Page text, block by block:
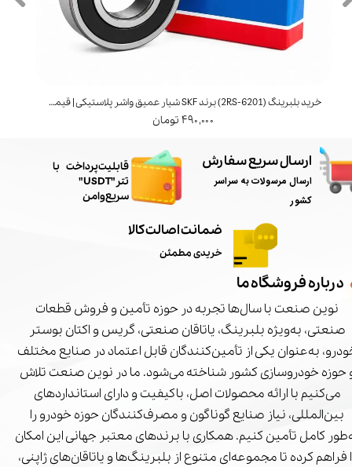
خرید بلبرینگ (6201‑2RS) برند SKF شیار عمیق واشر پلاستیکی | قیمت و مشخصات
۴۹۰,۰۰۰ تومان
ارسال سریع سفارش
ارسال مرسولات به سراسر
کشور
ضمانت اصالت کالا
خریدی مطمئن
درباره فروشگاه ما
نوین صنعت با سال‌ها تجربه در حوزه تأمین و فروش قطعات
صنعتی، به‌ویژه بلبرینگ، یاتاقان صنعتی، گریس و اکتان بوستر
به‌عنوان یکی از تأمین‌کنندگان قابل اعتماد در صنایع مختلف
حوزه خودروسازی کشور شناخته می‌شود. ما در نوین صنعت تلاش
می‌کنیم با ارائه محصولات اصل، باکیفیت و دارای استانداردهای
بین‌المللی، نیاز صنایع گوناگون و مصرف‌کنندگان حوزه خودرو را
کامل تأمین کنیم. همکاری با برندهای معتبر جهانی این امکان
فراهم کرده تا مجموعه‌ای متنوع از بلبرینگ‌ها و یاتاقان‌های ژاپنی،
​قابلیت پرداخت با
تتر"USDT"
سریع و امن